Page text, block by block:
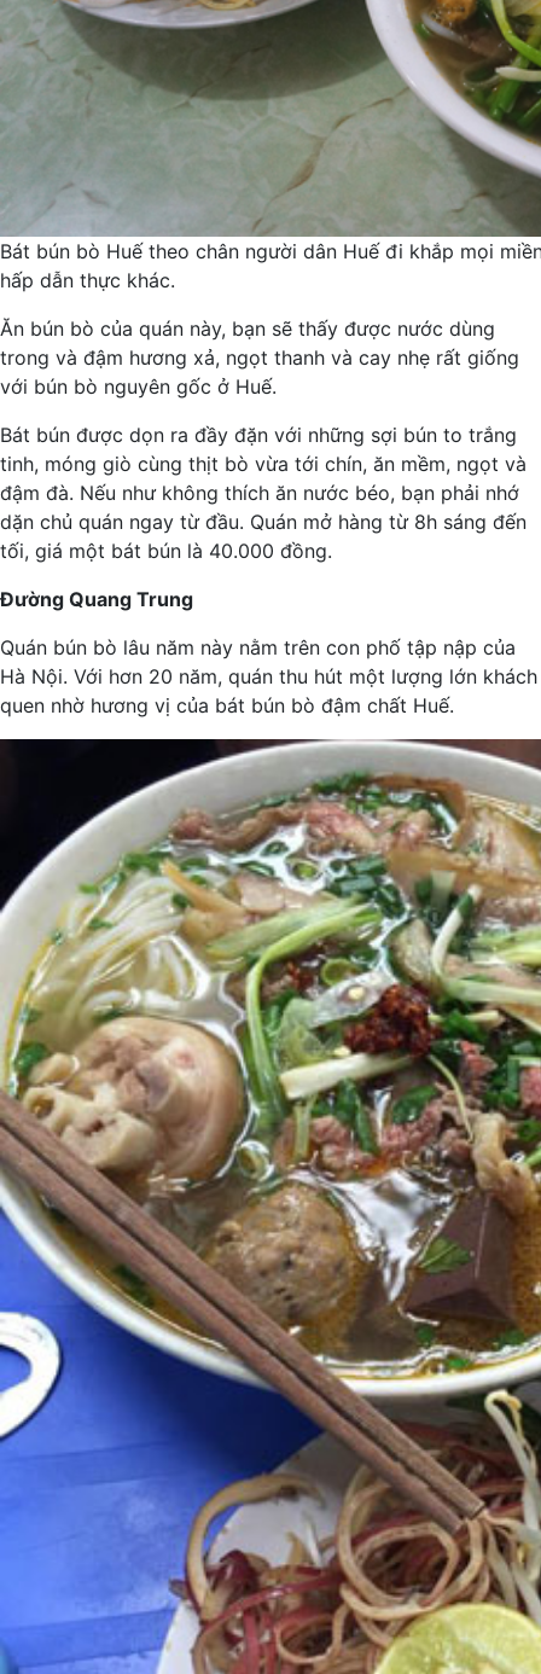
Bát bún bò Huế theo chân người dân Huế đi khắp mọi
hấp dẫn thực khác.
Ăn bún bò của quán này, bạn sẽ thấy được nước dùng
trong và đậm hương xả, ngọt thanh và cay nhẹ rất giống
với bún bò nguyên gốc ở Huế.
Bát bún được dọn ra đầy đặn với những sợi bún to trắng
tinh, móng giò cùng thịt bò vừa tới chín, ăn mềm, ngọt và
đậm đà. Nếu như không thích ăn nước béo, bạn phải nhớ
dặn chủ quán ngay từ đầu. Quán mở hàng từ 8h sáng đến
tối, giá một bát bún là 40.000 đồng.
Đường Quang Trung
Quán bún bò lâu năm này nằm trên con phố tập nập của
Hà Nội. Với hơn 20 năm, quán thu hút một lượng lớn khách
quen nhờ hương vị của bát bún bò đậm chất Huế.